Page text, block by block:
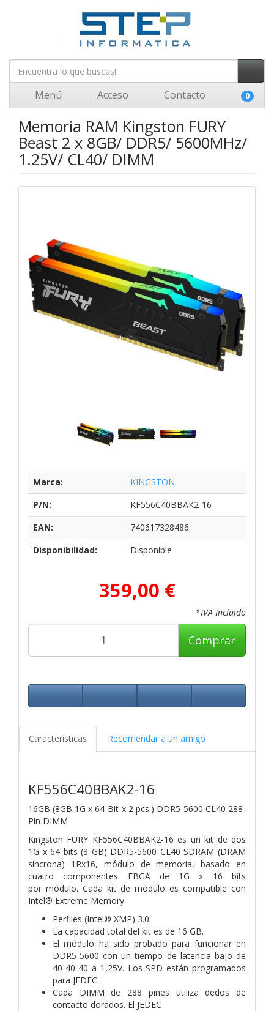
Menú Acceso Contacto 0
Memoria RAM Kingston FURY
Beast 2 x 8GB/ DDR5/ 5600MHz/
1.25V/ CL40/ DIMM
Marca:
KINGSTON
P/N:
KF556C40BBAK2-16
EAN:
740617328486
Disponibilidad:
Disponible
359,00 €
*IVA Incluido
Comprar
Características Recomendar a un amigo
KF556C40BBAK2-16
16GB (8GB 1G x 64-Bit x 2 pcs.) DDR5-5600 CL40 288-
Pin DIMM
Kingston FURY KF556C40BBAK2-16 es un kit de dos
1G x 64 bits(8 GB) DDR5-5600 CL40 SDRAM (DRAM
síncrona) 1Rx16, módulo de memoria, basado en
cuatro componentes FBGA de 1G x 16 bits
por módulo. Cada kit de módulo es compatible con
Intel® Extreme Memory
Perfiles (Intel® XMP) 3.0.
La capacidad total del kit es de 16 GB.
El módulo ha sido probado para funcionar en
DDR5-5600 con un tiempo de latencia bajo de
40-40-40 a 1,25V. Los SPD están programados
para JEDEC.
Cada DIMM de 288 pines utiliza dedos de
contacto dorados. El JEDEC